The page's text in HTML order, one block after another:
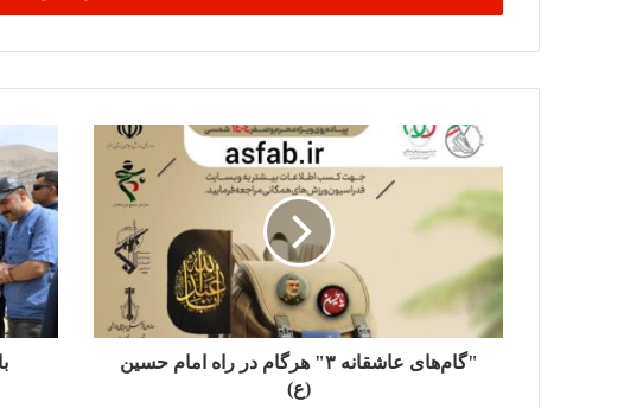
وارد
"گام‌های عاشقانه ۳" هرگام در راه امام حسین
(ع)